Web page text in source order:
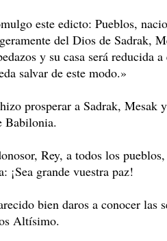
este edicto: Pueblos,
del Dios de Sadrak,
y su casa será reducida
salvar de este modo.»
prosperar a Sadrak, Mesak
Babilonia.
Rey, a todos los
¡Sea grande vuestra paz!
bien daros a conocer las
Altísimo.